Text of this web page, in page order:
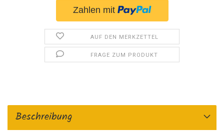
AUF DEN MERKZETTEL
FRAGE ZUM PRODUKT
Beschreibung